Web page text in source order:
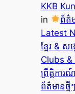
KKB
in
ព័ត៌
Latest
ខ្មែរ & ស
Clubs
ព្រឹត្តិកា
ព័ត៌មានថ្មី